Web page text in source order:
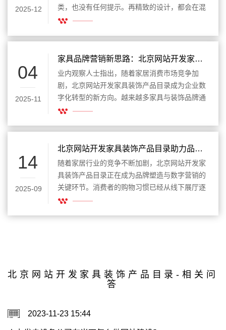
2025-12
类，也没有任何提示。再精致的设计，都会在混
乱中失去意义。网站也是如此，当产品数量逐渐
是技术实现，而是一种让信息“各就各位”的方
式。
04
2025-11
家具品牌营销新思路：北京网站开发家具装饰产品目录建设要点
业内观察人士指出，随着家居消费市场竞争加
剧，北京网站开发家具装饰产品目录成为企业数
字化转型的新方向。越来越多家具与装饰品牌通
过定制化网站系统，将庞大的产品线整合为智能
变了用户的浏览方式，也让品牌在展示精度、交
互体验和营销转化上实现全面升级。
14
2025-09
北京网站开发家具装饰产品目录助力品牌竞争力提升
随着家居行业的竞争不断加剧，北京网站开发家
具装饰产品目录正在成为品牌塑造与数字营销的
关键环节。消费者的购物习惯已经从线下展厅逐
渐转移到线上，企业要想脱颖而出，就必须借助
北京网站开发家具装饰产品目录-相关问
答
2023-11-23 15:44